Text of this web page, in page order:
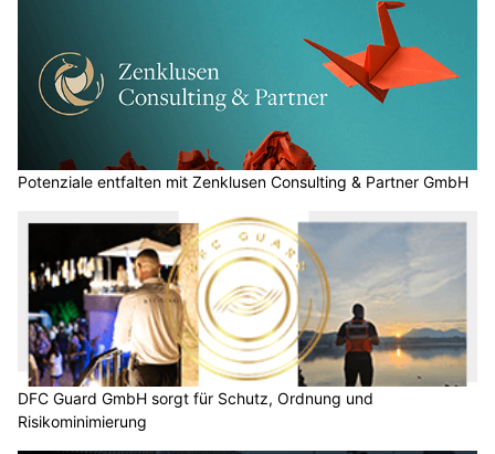
Potenziale entfalten mit Zenklusen Consulting & Partner GmbH
DFC Guard GmbH sorgt für Schutz, Ordnung und
Risikominimierung